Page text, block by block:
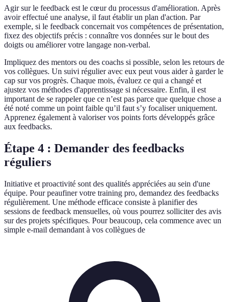
Agir sur le feedback est le cœur du processus d'amélioration. Après
avoir effectué une analyse, il faut établir un plan d'action. Par
exemple, si le feedback concernait vos compétences de présentation,
fixez des objectifs précis : connaître vos données sur le bout des
doigts ou améliorer votre langage non-verbal.
Impliquez des mentors ou des coachs si possible, selon les retours de
vos collègues. Un suivi régulier avec eux peut vous aider à garder le
cap sur vos progrès. Chaque mois, évaluez ce qui a changé et
ajustez vos méthodes d'apprentissage si nécessaire. Enfin, il est
important de se rappeler que ce n’est pas parce que quelque chose a
été noté comme un point faible qu’il faut s’y focaliser uniquement.
Apprenez également à valoriser vos points forts développés grâce
aux feedbacks.
Étape 4 : Demander des feedbacks
réguliers
Initiative et proactivité sont des qualités appréciées au sein d'une
équipe. Pour peaufiner votre training pro, demandez des feedbacks
régulièrement. Une méthode efficace consiste à planifier des
sessions de feedback mensuelles, où vous pourrez solliciter des avis
sur des projets spécifiques. Pour beaucoup, cela commence avec un
simple e-mail demandant à vos collègues de